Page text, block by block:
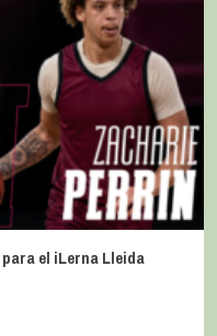
el iLerna Lleida